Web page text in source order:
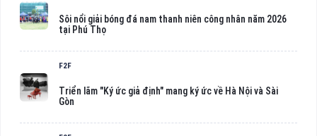
Sôi nổi giải bóng đá nam thanh niên công nhân năm 2026
tại Phú Thọ
F2F
Triển lãm "Ký ức giả định" mang ký ức về Hà Nội và Sài
Gòn